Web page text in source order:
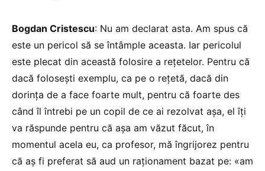
Bogdan Cristescu: Nu am declarat asta. Am spus că
este un pericol să se întâmple aceasta. Iar pericolul
este plecat din această folosire a rețetelor. Pentru că
dacă folosești exemplu, ca pe o rețetă, dacă din
dorința de a face foarte mult, pentru că foarte des
când îl întrebi pe un copil de ce ai rezolvat așa, el îți
va răspunde pentru că așa am văzut făcut, în
momentul acela eu, ca profesor, mă îngrijorez pentru
că aș fi preferat să aud un raționament bazat pe: «am